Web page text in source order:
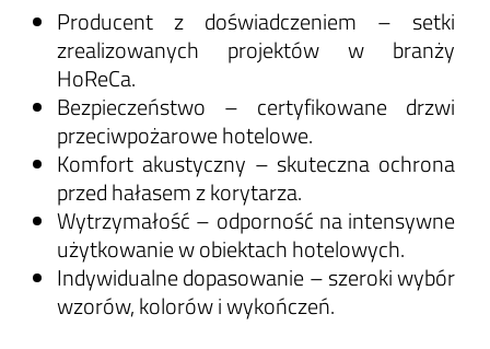
Producent z doświadczeniem – setki
zrealizowanych projektów w branży
HoReCa.
Bezpieczeństwo – certyfikowane drzwi
przeciwpożarowe hotelowe.
Komfort akustyczny – skuteczna ochrona
przed hałasem z korytarza.
Wytrzymałość – odporność na intensywne
użytkowanie w obiektach hotelowych.
Indywidualne dopasowanie – szeroki wybór
wzorów, kolorów i wykończeń.